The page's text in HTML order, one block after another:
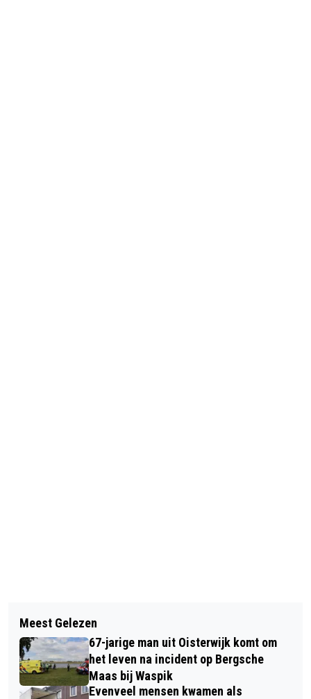
VERMILION WIL WINNINGSPLANNEN
GASVELDEN WAALWIJK EN LOON OP
ZAND AANPASSEN
STEEKPARTIJ OP VAKANTIEPARK IN
KAATSHEUVEL, 37-JARIGE
VERDACHTE AANGEHOUDEN
Meest Gelezen
67-jarige man uit Oisterwijk komt om
het leven na incident op Bergsche
Maas bij Waspik
Evenveel mensen kwamen als